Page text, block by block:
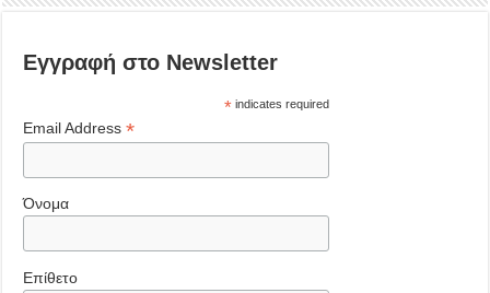
Εγγραφή στο Newsletter
*indicates required
Email Address*
Όνομα
Επίθετο